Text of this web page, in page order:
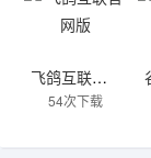
飞鸽互联官网版
54次下载